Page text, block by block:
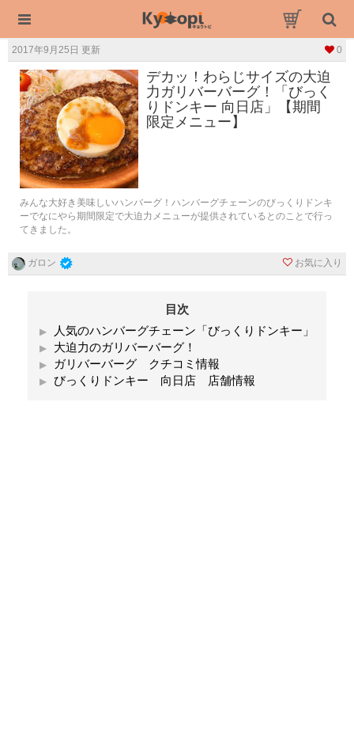
2017年9月25日 更新 0
デカッ！わらじサイズの大迫
力ガリバーバーグ！「びっく
りドンキー 向日店」【期間
限定メニュー】
みんな大好き美味しいハンバーグ！ハンバーグチェーンのびっくりドンキ
ーでなにやら期間限定で大迫力メニューが提供されているとのことで行っ
てきました。
ガロン お気に入り
目次
人気のハンバーグチェーン「びっくりドンキー」
大迫力のガリバーバーグ！
ガリバーバーグ クチコミ情報
びっくりドンキー 向日店 店舗情報